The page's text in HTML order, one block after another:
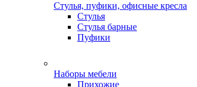
Стулья, пуфики, офисные кресла
Стулья
Стулья барные
Пуфики
Наборы мебели
Прихожие